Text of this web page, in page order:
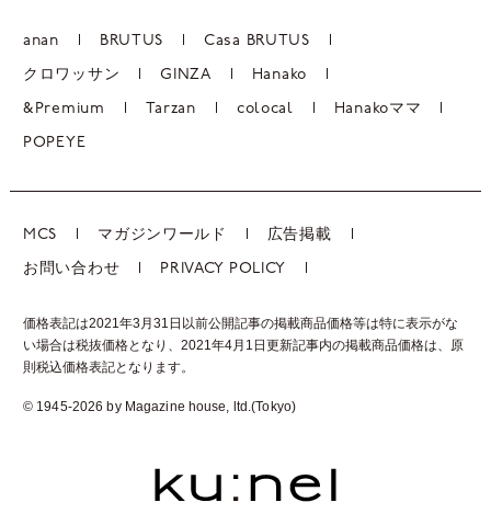
anan BRUTUS Casa BRUTUS
クロワッサン GINZA Hanako
&Premium Tarzan colocal Hanakoママ
POPEYE
MCS マガジンワールド 広告掲載
お問い合わせ PRIVACY POLICY
価格表記は2021年3月31日以前公開記事の掲載商品価格等は特に表示がな
い場合は税抜価格となり、2021年4月1日更新記事内の掲載商品価格は、 原
則税込価格表記となります。
© 1945-2026 by Magazine house, ltd.(Tokyo)